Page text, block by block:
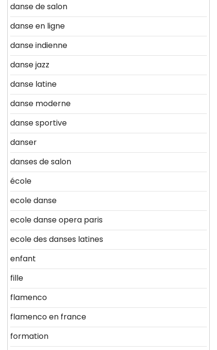
danse de salon
danse en ligne
danse indienne
danse jazz
danse latine
danse moderne
danse sportive
danser
danses de salon
école
ecole danse
ecole danse opera paris
ecole des danses latines
enfant
fille
flamenco
flamenco en france
formation